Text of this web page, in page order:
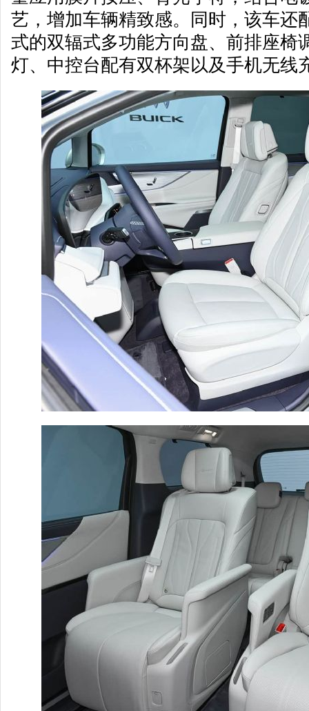
艺，增加车辆精致感。同时，该车还
式的双辐式多功能方向盘、前排座椅
灯、中控台配有双杯架以及手机无线